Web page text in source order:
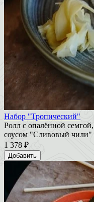
Набор "Тропический"
Ролл с опалённой
соусом "Сливовый чили"
1 378 ₽
Добавить